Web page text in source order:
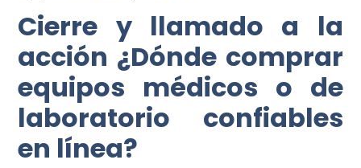
Cierre y llamado a la
acción ¿Dónde comprar
equipos médicos o de
laboratorio confiables
en línea?